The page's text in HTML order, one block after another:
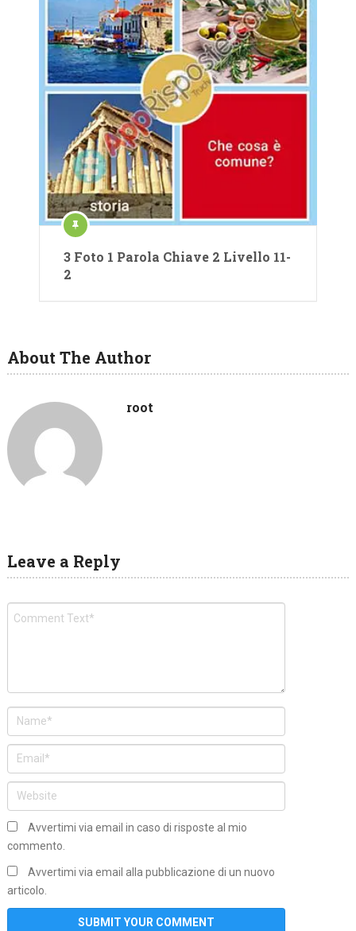
3 Foto 1 Parola Chiave 2 Livello 11-
2
About The Author
root
Leave a Reply
Avvertimi via email in caso di risposte al mio
commento.
Avvertimi via email alla pubblicazione di un nuovo
articolo.